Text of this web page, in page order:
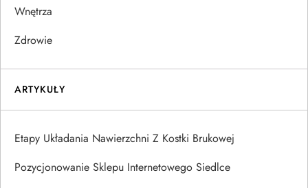
Wnętrza
Zdrowie
ARTYKUŁY
Etapy Układania Nawierzchni Z Kostki Brukowej
Pozycjonowanie Sklepu Internetowego Siedlce